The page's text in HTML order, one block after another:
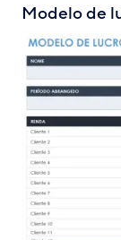
Modelo de